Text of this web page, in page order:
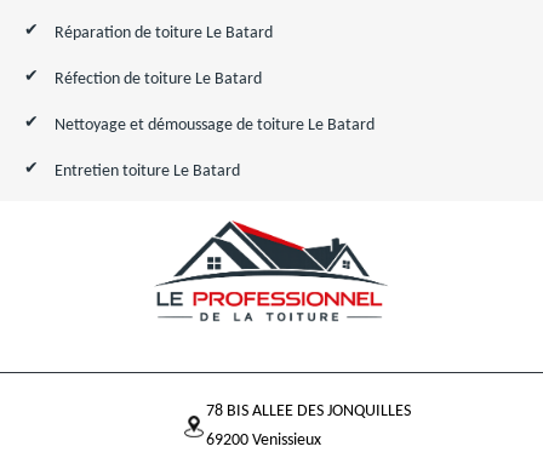
Réparation de toiture Le Batard
Réfection de toiture Le Batard
Nettoyage et démoussage de toiture Le Batard
Entretien toiture Le Batard
78 BIS ALLEE DES JONQUILLES
69200 Venissieux